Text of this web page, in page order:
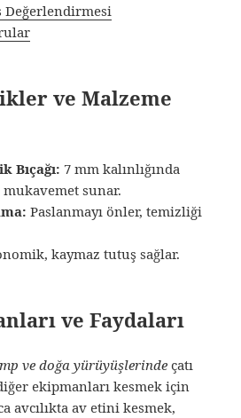
Değerlendirmesi
ve Malzeme
Bıçağı: 7 mm kalınlığında
sunar.
Paslanmayı önler, temizliği
kaymaz tutuş sağlar.
ve Faydaları
ve doğa yürüyüşlerindeçatı
ekipmanları kesmek için
avcılıkta av etini kesmek,